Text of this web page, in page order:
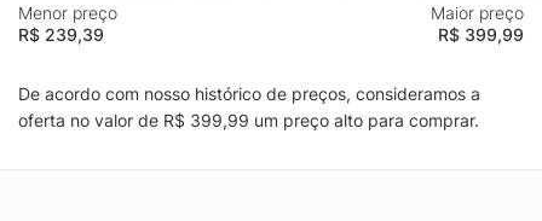
Menor preço
R$ 239,39
Maior preço
R$ 399,99
De acordo com nosso histórico de preços, consideramos a
oferta no valor de R$ 399,99 um preço alto para comprar.